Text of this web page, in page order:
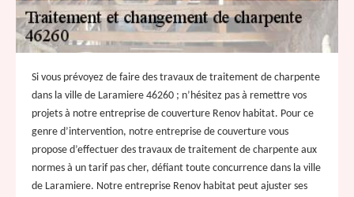
Si vous prévoyez de faire des travaux de traitement de charpente
dans la ville de Laramiere 46260 ; n’hésitez pas à remettre vos
projets à notre entreprise de couverture Renov habitat. Pour ce
genre d’intervention, notre entreprise de couverture vous
propose d’effectuer des travaux de traitement de charpente aux
normes à un tarif pas cher, défiant toute concurrence dans la ville
de Laramiere. Notre entreprise Renov habitat peut ajuster ses